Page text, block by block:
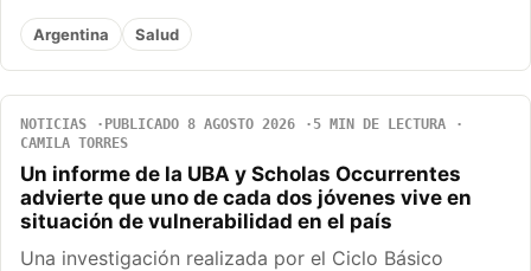
Argentina Salud
NOTICIAS PUBLICADO 8 AGOSTO 2026
5 MIN DE LECTURA
CAMILA TORRES
Un informe de la UBA y Scholas Occurrentes
advierte que uno de cada dos jóvenes vive en
situación de vulnerabilidad en el país
Una investigación realizada por el Ciclo Básico